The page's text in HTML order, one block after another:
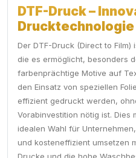
DTF-Druck –
Drucktechnologie
Der DTF-Druck (Direct to
die es ermöglicht, besonders
farbenprächtige Motive auf
den Einsatz von speziellen
effizient gedruckt werden,
Vorabinvestition nötig ist. Dies
idealen Wahl für
und kosteneffizient umsetzen